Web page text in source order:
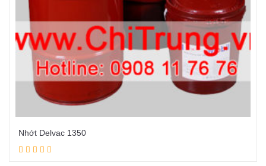
Nhớt Delvac 1350